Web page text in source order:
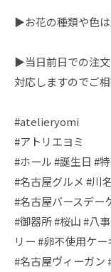
▶︎お花の種類や色
▶︎当日前日での注
対応しますのでご相
#atelieryomi
#アトリエヨミ
#ホール #誕生日 #
#名古屋グルメ #川
#名古屋バースデー
#御器所 #桜山 #八
リー #卵不使用ケ
#名古屋ヴィーガン